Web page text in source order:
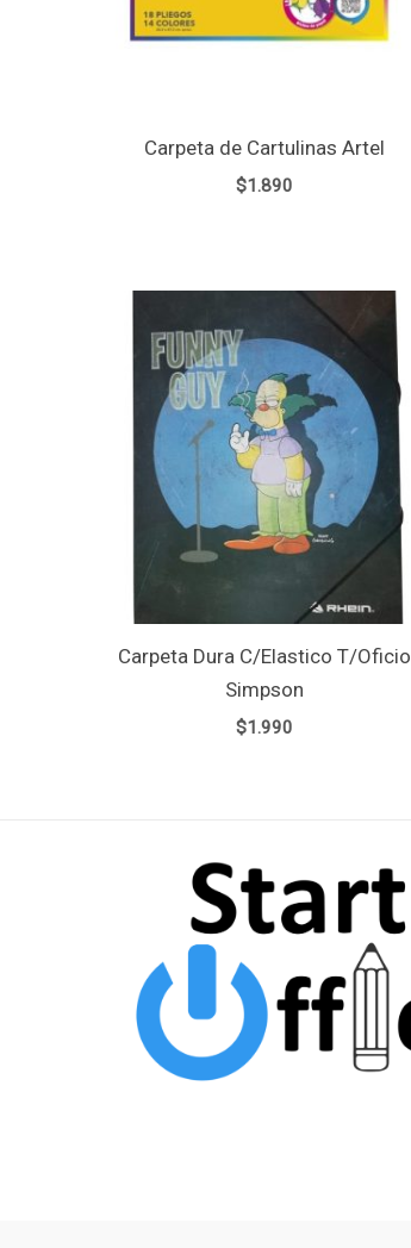
Carpeta de Cartulinas Artel
$1.890
Carpeta Dura C/Elastico T/Oficio
Simpson
$1.990